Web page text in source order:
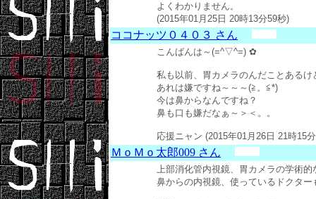
よくわかりません。
(2015年01月25日 20時13分59秒)
ココナッツ０４０３ さん
こんばんは～(=^▽^=) ✿
私も以前、胃カメラのんだことあるけ
あれは嫌ですね～～～(≧。≦*)
今は鼻からなんですね？
鼻も口も嫌だなぁ～＞＜。。
応援ニャン (2015年01月26日 21時15
ＭｏＭｏ太郎009 さん
上部消化管内視鏡、胃カメラの学術的
鼻からの内視鏡、使っているドクタ